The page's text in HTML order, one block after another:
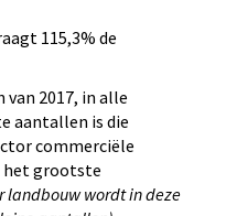
115,3% de
2017, in alle
aantallen is die
commerciële
het grootste
landbouw wordt in deze